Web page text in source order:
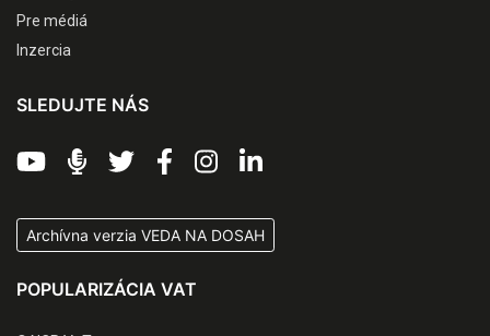
Pre médiá
Inzercia
SLEDUJTE NÁS
Archívna verzia VEDA NA DOSAH
POPULARIZÁCIA VAT